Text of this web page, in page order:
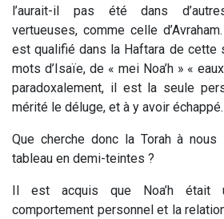
l’aurait-il pas été dans
vertueuses, comme celle
est qualifié dans la Haftara de cette
mots d’Isaïe, de « mei Noa’h » «
paradoxalement, il est la seule
mérité le déluge, et à y avoir échappé.
Que cherche donc la Torah à
tableau en demi-teintes ?
Il est acquis que Noa’h était
comportement personnel et la